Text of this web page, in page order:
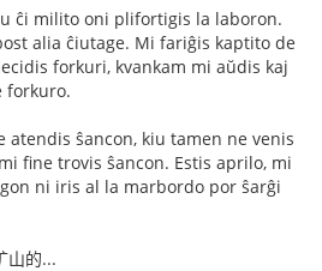
ĉi milito oni plifortigis la laboron.
alia ĉiutage. Mi fariĝis kaptito de
forkuri, kvankam mi aŭdis kaj
forkuro.
atendis ŝancon, kiu tamen ne venis
fine trovis ŝancon. Estis aprilo, mi
ni iris al la marbordo por ŝarĝi
山的...